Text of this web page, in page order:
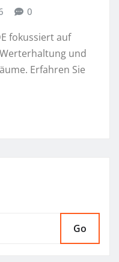
0
fokussiert auf
und
Erfahren Sie
Go